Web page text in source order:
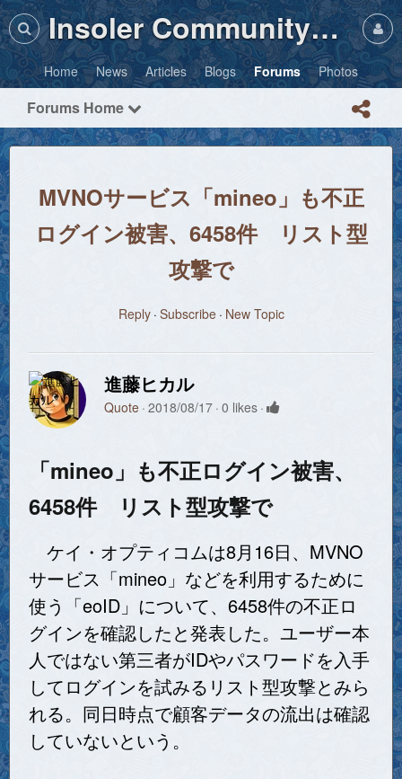
Insoler Community・Photos
Home News Articles Blogs Forums Photos
Forums Home
MVNOサービス「mineo」も不正
ログイン被害、6458件 リスト型
攻撃で
Reply Subscribe New Topic
進藤ヒカル
Quote 2018/08/17 0 likes
「mineo」も不正ログイン被害、
6458件 リスト型攻撃で
ケイ・オプティコムは8月16日、 MVNO
サービス「mineo 」などを利用するために
使う「eoID」について、6458件の不正ロ
グインを確認したと発表した。ユーザー本
人ではない第三者がIDやパスワードを入手
してログインを試みるリスト型攻撃とみら
れる。同日時点で顧客データの流出は確認
していないという。